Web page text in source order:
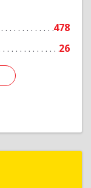
478
26